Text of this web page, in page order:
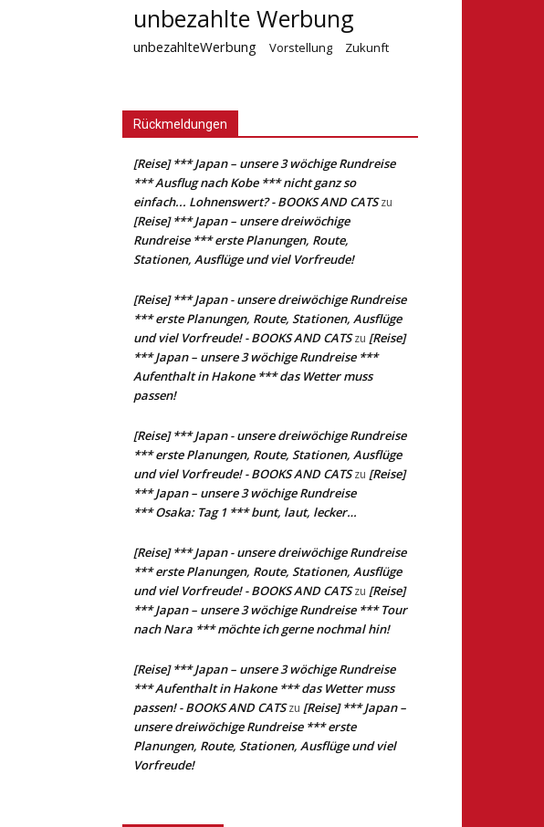
unbezahlte Werbung
unbezahlteWerbung Vorstellung Zukunft
Rückmeldungen
[Reise] *** Japan – unsere 3 wöchige Rundreise
*** Ausflug nach Kobe *** nicht ganz so
einfach... Lohnenswert? - BOOKS AND CATSzu
[Reise] *** Japan – unsere dreiwöchige
Rundreise *** erste Planungen, Route,
Stationen, Ausflüge und viel Vorfreude!
[Reise] *** Japan - unsere dreiwöchige Rundreise
*** erste Planungen, Route, Stationen, Ausflüge
und viel Vorfreude! - BOOKS AND CATSzu [Reise]
*** Japan – unsere 3 wöchige Rundreise ***
Aufenthalt in Hakone *** das Wetter muss
passen!
[Reise] *** Japan - unsere dreiwöchige Rundreise
*** erste Planungen, Route, Stationen, Ausflüge
und viel Vorfreude! - BOOKS AND CATSzu [Reise]
*** Japan – unsere 3 wöchige Rundreise
*** Osaka: Tag 1 *** bunt, laut, lecker…
[Reise] *** Japan - unsere dreiwöchige Rundreise
*** erste Planungen, Route, Stationen, Ausflüge
und viel Vorfreude! - BOOKS AND CATSzu [Reise]
*** Japan – unsere 3 wöchige Rundreise *** Tour
nach Nara *** möchte ich gerne nochmal hin!
[Reise] *** Japan – unsere 3 wöchige Rundreise
*** Aufenthalt in Hakone *** das Wetter muss
passen! - BOOKS AND CATSzu [Reise] *** Japan –
unsere dreiwöchige Rundreise *** erste
Planungen, Route, Stationen, Ausflüge und viel
Vorfreude!